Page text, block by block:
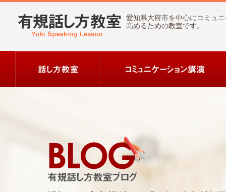
愛知県大府市を中心にコミュ
高めるための教室です。